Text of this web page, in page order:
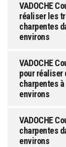
VADOCHE
réaliser les
charpentes
environs
VADOCHE
pour réaliser
charpentes
environs
VADOCHE
charpentes
environs